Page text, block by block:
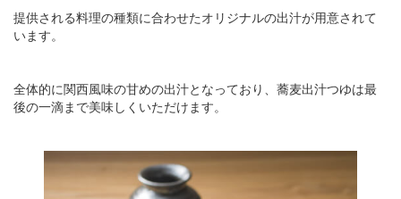
提供される料理の種類に合わせたオリジナルの出汁が用意されて
います。
全体的に関西風味の甘めの出汁となっており、蕎麦出汁つゆは最
後の一滴まで美味しくいただけます。